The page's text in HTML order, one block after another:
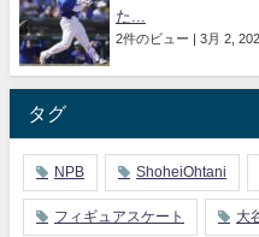
た...
2件のビュー 3月 2,
タグ
NPB ShoheiOhtani
フィギュアスケート 大